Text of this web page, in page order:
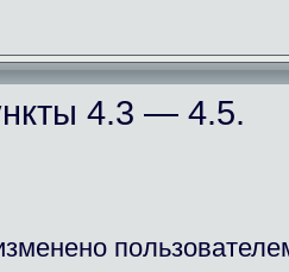
4.3 — 4.5.